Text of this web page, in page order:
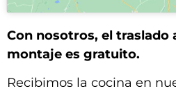
Con nosotros, el traslado
montaje es gratuito.
Recibimos la cocina en